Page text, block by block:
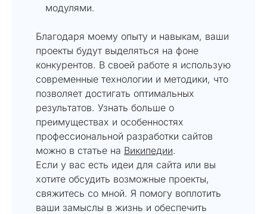
модулями.
Благодаря моему опыту и навыкам, ваши
проекты будут выделяться на фоне
конкурентов. В своей работе я использую
современные технологии и методики, что
позволяет достигать оптимальных
результатов. Узнать больше о
преимуществах и особенностях
профессиональной разработки сайтов
можно в статье на Википедии.
Если у вас есть идеи для сайта или вы
хотите обсудить возможные проекты,
свяжитесь со мной. Я помогу воплотить
ваши замыслы в жизнь и обеспечить